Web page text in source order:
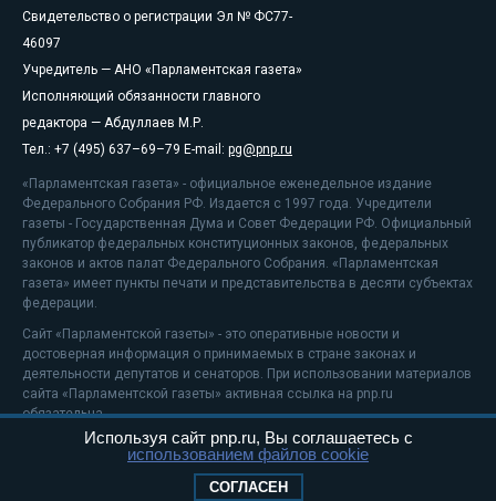
Свидетельство о регистрации Эл № ФС77-
46097
Учредитель — АНО «Парламентская газета»
Исполняющий обязанности главного
редактора — Абдуллаев М.Р.
Тел.: +7 (495) 637–69–79 E-mail: pg@pnp.ru
«Парламентская газета» - официальное еженедельное издание
Федерального Собрания РФ. Издается с 1997 года. Учредители
газеты - Государственная Дума и Совет Федерации РФ. Официальный
публикатор федеральных конституционных законов, федеральных
законов и актов палат Федерального Собрания. «Парламентская
газета» имеет пункты печати и представительства в десяти субъектах
федерации.
Сайт «Парламентской газеты» - это оперативные новости и
достоверная информация о принимаемых в стране законах и
деятельности депутатов и сенаторов. При использовании материалов
сайта «Парламентской газеты» активная ссылка на pnp.ru
обязательна.
На информационном ресурсе применяютсярекомендательные
Положение о защите персональных данных
Используя сайт pnp.ru, Вы соглашаетесь с
использованием файлов cookie
СОГЛАСЕН